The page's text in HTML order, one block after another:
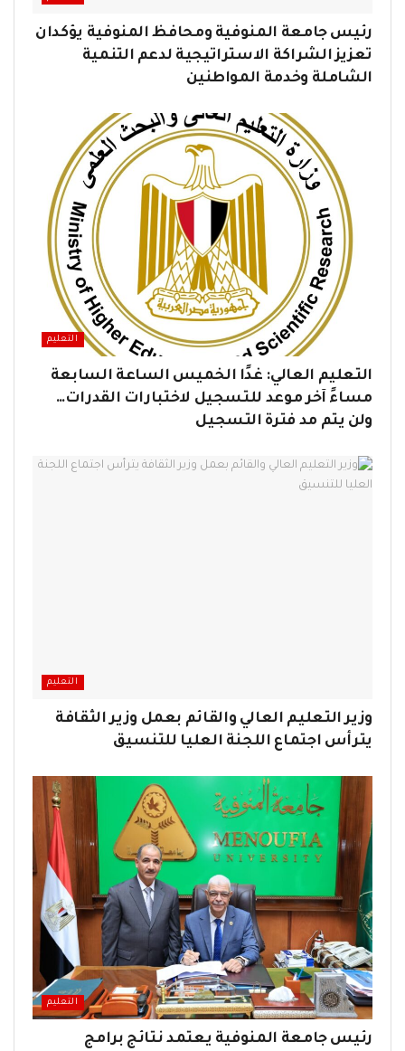
رئيس جامعة المنوفية ومحافظ المنوفية يؤكدان
تعزيز الشراكة الاستراتيجية لدعم التنمية
الشاملة وخدمة المواطنين
التعليم
التعليم العالي: غدًا الخميس الساعة السابعة
مساءً آخر موعد للتسجيل لاختبارات القدرات…
ولن يتم مد فترة التسجيل
التعليم
وزير التعليم العالي والقائم بعمل وزير الثقافة
يترأس اجتماع اللجنة العليا للتنسيق
التعليم
رئيس جامعة المنوفية يعتمد نتائج برامج